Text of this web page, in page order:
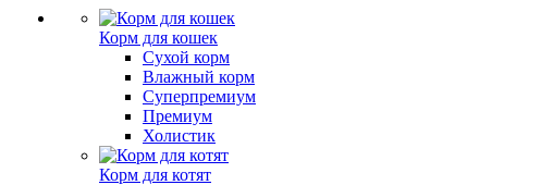
Корм для кошек
Сухой корм
Влажный корм
Суперпремиум
Премиум
Холистик
Корм для котят